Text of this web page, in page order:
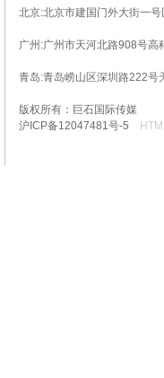
北京:北京市建国门外大街一
广州:广州市天河北路908号高
青岛:青岛崂山区深圳路222
版权所有：巨石国际传媒
沪ICP备12047481号-5